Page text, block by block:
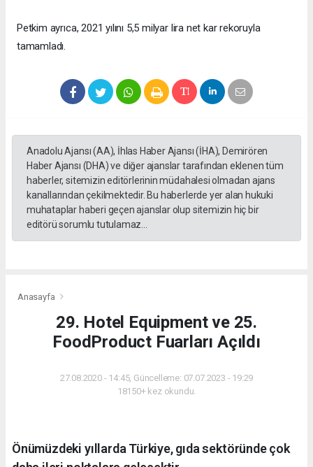
Petkim ayrıca, 2021 yılını 5,5 milyar lira net kar rekoruyla
tamamladı.
Anadolu Ajansı (AA), İhlas Haber Ajansı (İHA), Demirören
Haber Ajansı (DHA) ve diğer ajanslar tarafından eklenen tüm
haberler, sitemizin editörlerinin müdahalesi olmadan ajans
kanallarından çekilmektedir. Bu haberlerde yer alan hukuki
muhataplar haberi geçen ajanslar olup sitemizin hiç bir
editörü sorumlu tutulamaz...
Anasayfa
29. Hotel Equipment ve 25.
FoodProduct Fuarları Açıldı
27.08.2020 - 14:45, Güncelleme: 07.07.2023 - 19:29
18150+ kez okundu.
Önümüzdeki yıllarda Türkiye, gıda sektöründe çok